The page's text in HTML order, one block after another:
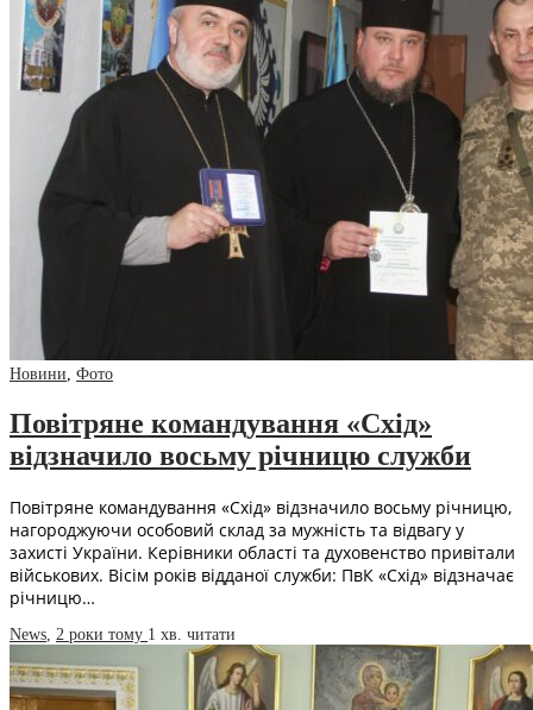
Новини, Фото
Повітряне командування «Схід»
відзначило восьму річницю служби
Повітряне командування «Схід» відзначило восьму річницю,
нагороджуючи особовий склад за мужність та відвагу у
захисті України. Керівники області та духовенство привітали
військових. Вісім років відданої служби: ПвК «Схід» відзначає
річницю…
News 2 роки тому 1 хв. читати